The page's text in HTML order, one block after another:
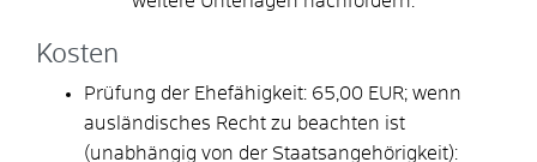
Kosten
Prüfung der Ehefähigkeit: 65,00 EUR; wenn
ausländisches Recht zu beachten ist
(unabhängig von der Staatsangehörigkeit):